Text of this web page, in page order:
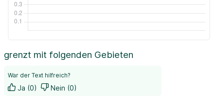
grenzt mit folgenden Gebieten
War der Text hilfreich?
Ja (0) Nein (0)